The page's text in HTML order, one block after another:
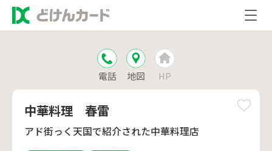
電話 地図 HP
中華料理 春雷
アド街っく天国で紹介された中華料理店